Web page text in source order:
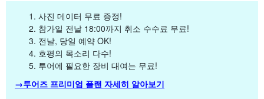
사진 데이터 무료 증정!
참가일 전날 18:00까지 취소 수수료 무료!
전날, 당일 예약 OK!
호평의 목소리 다수!
투어에 필요한 장비 대여는 무료!
→투어즈 프리미엄 플랜 자세히 알아보기